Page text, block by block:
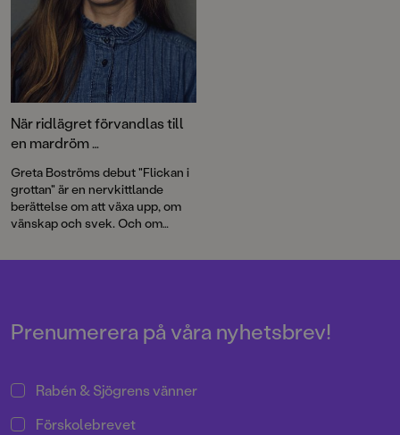
om Stormaktstiden. Och så får vi
reda på vad äppelkänslan är i en
ny bilderbok av systrarna
AdBåge. Välkommen till en
fullmatad bokmånad!
När ridlägret förvandlas till
en mardröm …
Greta Boströms debut "Flickan i
grottan" är en nervkittlande
berättelse om att växa upp, om
vänskap och svek. Och om
att inte duga.
Prenumerera på våra nyhetsbrev!
Rabén & Sjögrens vänner
Förskolebrevet